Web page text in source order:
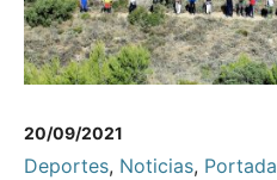
20/09/2021
Deportes, Noticias, Portada